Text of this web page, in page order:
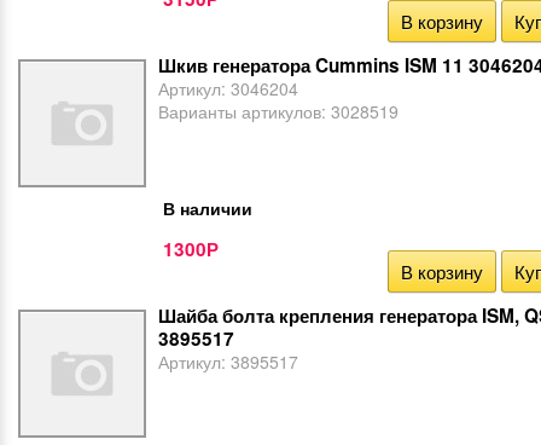
В корзину
Шкив генератора Cummins ISM 11
Артикул: 3046204
Варианты артикулов: 3028519
В наличии
1300Р
В корзину
Шайба болта крепления генератора ISM,
3895517
Артикул: 3895517